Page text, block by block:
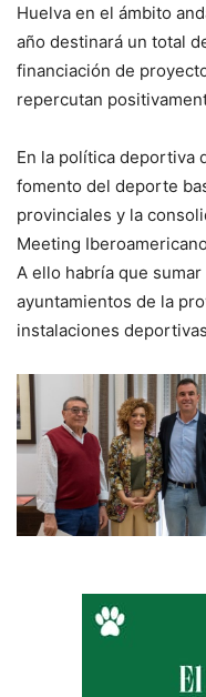
Huelva en el ámbito
año destinará un total
financiación de
repercutan
En la política deportiva
fomento del deporte
provinciales y la
Meeting
A ello habría que
ayuntamientos de la
instalaciones